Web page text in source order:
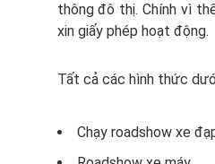
thông đô thị. Chính vì
xin giấy phép hoạt động.
Tất cả các hình thức
Chạy roadshow xe